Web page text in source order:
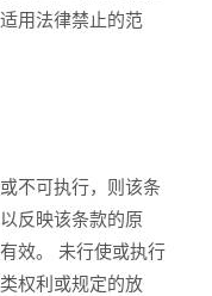
用法律禁止的范
不可执行，则该条
反映该条款的原
效。 未行使或执行
权利或规定的放